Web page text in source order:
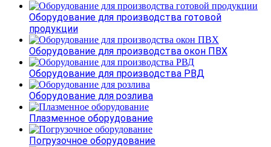
Оборудование для производства готовой
продукции
Оборудование для производства окон ПВХ
Оборудование для производства РВД
Оборудование для розлива
Плазменное оборудование
Погрузочное оборудование